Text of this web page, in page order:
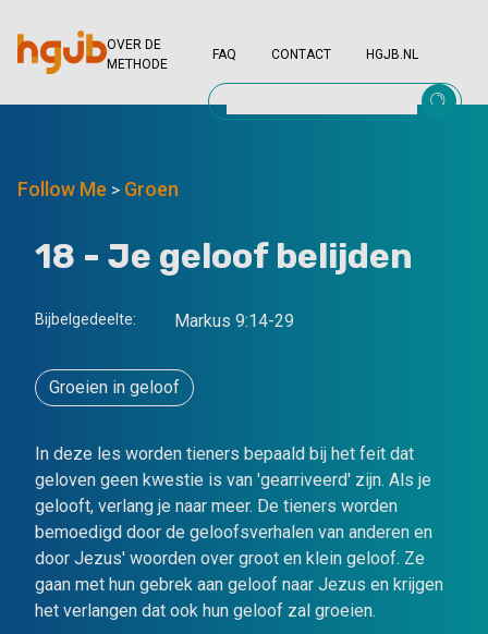
OVER DE
METHODE
FAQ CONTACT HGJB.NL
Follow Me > Groen
18 - Je geloof belijden
Bijbelgedeelte: Markus 9:14-29
Groeien in geloof
In deze les worden tieners bepaald bij het feit dat
geloven geen kwestie is van 'gearriveerd' zijn. Als je
gelooft, verlang je naar meer. De tieners worden
bemoedigd door de geloofsverhalen van anderen en
door Jezus' woorden over groot en klein geloof. Ze
gaan met hun gebrek aan geloof naar Jezus en krijgen
het verlangen dat ook hun geloof zal groeien.